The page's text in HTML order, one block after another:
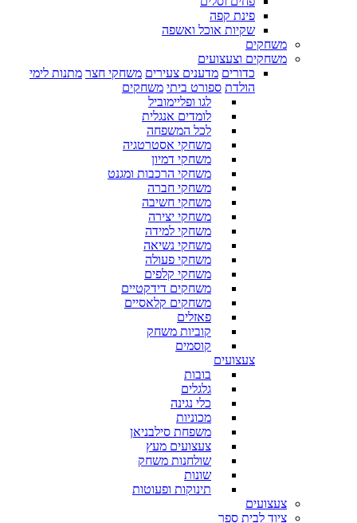
פינת קפה
שקיות אוכל ואשפה
משחקים
משחקים וצעצועים
כדורים מדענים צעירים משחקי חצר מתנות לימי
הולדת ספורט ביתי משחקים
לגו ופליימוביל
לומדים אנגלית
לכל המשפחה
משחקי אסטרטגיה
משחקי דמיון
משחקי הרכבות ומגנט
משחקי חברה
משחקי חשיבה
משחקי יצירה
משחקי למידה
משחקי נשיאה
משחקי פעולה
משחקי קלפים
משחקים דידקטיים
משחקים קלאסיים
פאזלים
קוביות משחק
קוסמים
צעצועים
בובות
גלגלים
כלי נגינה
מכוניות
משפחת סילבניאן
צעצועים מעץ
שולחנות משחק
שונות
תינוקות ופעוטות
צעצועים
ציוד לבית ספר